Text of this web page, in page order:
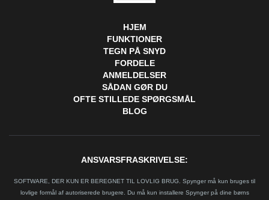
HJEM
FUNKTIONER
TEGN PÅ SNYD
FORDELE
ANMELDELSER
SÅDAN GØR DU
OFTE STILLEDE SPØRGSMÅL
BLOG
ANSVARSFRASKRIVELSE:
SOFTWARE, DER KUN ER BEREGNET TIL LOVLIG BRUG. Spynger må kun bruges til
lovlige formål af autoriserede brugere. Du må kun installere Spynger på dine børns